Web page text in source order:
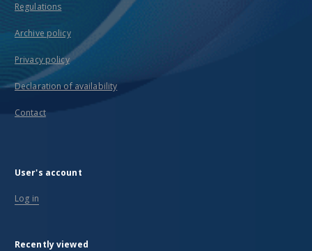
Regulations
Archive policy
Privacy policy
Declaration of availability
Contact
User's account
Log in
Recently viewed